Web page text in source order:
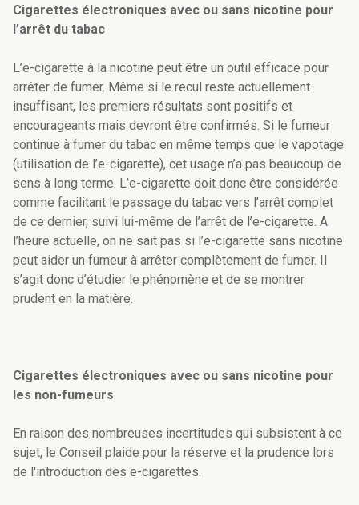
Cigarettes électroniques avec ou sans nicotine pour
l’arrêt du tabac
L’e-cigarette à la nicotine peut être un outil efficace pour
arrêter de fumer. Même si le recul reste actuellement
insuffisant, les premiers résultats sont positifs et
encourageants mais devront être confirmés. Si le fumeur
continue à fumer du tabac en même temps que le vapotage
(utilisation de l’e-cigarette), cet usage n’a pas beaucoup de
sens à long terme. L’e-cigarette doit donc être considérée
comme facilitant le passage du tabac vers l’arrêt complet
de ce dernier, suivi lui-même de l’arrêt de l’e-cigarette. A
l’heure actuelle, on ne sait pas si l’e-cigarette sans nicotine
peut aider un fumeur à arrêter complètement de fumer. Il
s’agit donc d’étudier le phénomène et de se montrer
prudent en la matière.
Cigarettes électroniques avec ou sans nicotine pour
les non-fumeurs
En raison des nombreuses incertitudes qui subsistent à ce
sujet, le Conseil plaide pour la réserve et la prudence lors
de l'introduction des e-cigarettes.